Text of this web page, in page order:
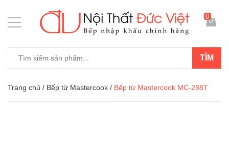
TÌM
0
Trang chủ / Bếp từ Mastercook / Bếp từ Mastercook MC-288T